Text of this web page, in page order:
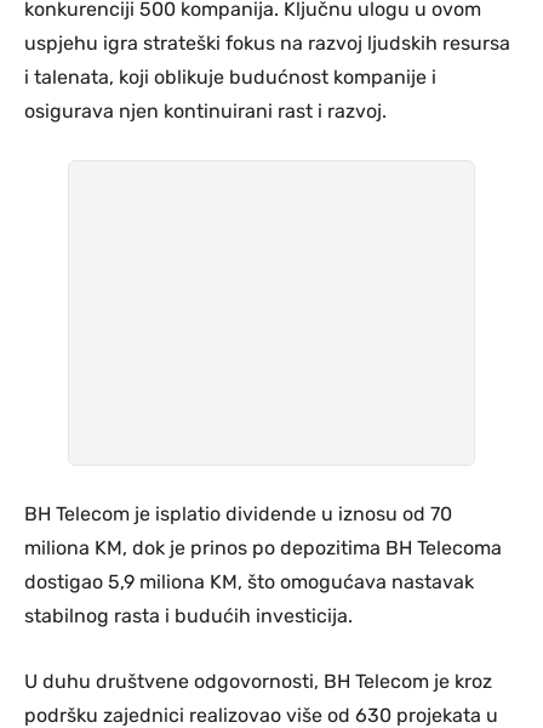
konkurenciji 500 kompanija. Ključnu ulogu u ovom
uspjehu igra strateški fokus na razvoj ljudskih resursa
i talenata, koji oblikuje budućnost kompanije i
osigurava njen kontinuirani rast i razvoj.
BH Telecom je isplatio dividende u iznosu od 70
miliona KM, dok je prinos po depozitima BH Telecoma
dostigao 5,9 miliona KM, što omogućava nastavak
stabilnog rasta i budućih investicija.
U duhu društvene odgovornosti, BH Telecom je kroz
podršku zajednici realizovao više od 630 projekata u